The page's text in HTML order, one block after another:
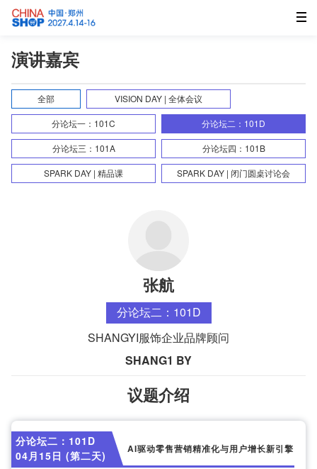
演讲嘉宾
全部 VISION DAY | 全体会议
分论坛一：101C 分论坛二：101D
分论坛三：101A 分论坛四：101B
SPARK DAY | 精品课 SPARK DAY | 闭门圆桌讨论会
张航
分论坛二：101D
SHANGYI服饰企业品牌顾问
SHANG1 BY
议题介绍
分论坛二：101D
04月15日 (第二天)
AI驱动零售营销精准化与用户增长新引擎